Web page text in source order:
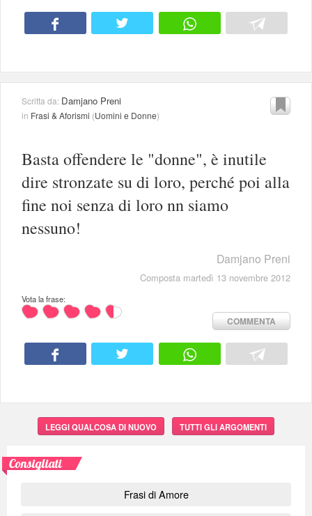
Scritta da: Damjano Preni
in Frasi & Aforismi (Uomini e Donne)
Basta offendere le "donne", è inutile
dire stronzate su di loro, perché poi alla
fine noi senza di loro nn siamo
nessuno!
Damjano Preni
Composta martedì 13 novembre 2012
Vota la frase:
COMMENTA
LEGGI QUALCOSA DI NUOVO TUTTI GLI ARGOMENTI
Consigliati
Frasi di Amore